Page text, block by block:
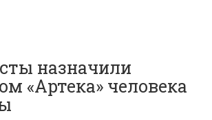
назначили
«Артека» человека